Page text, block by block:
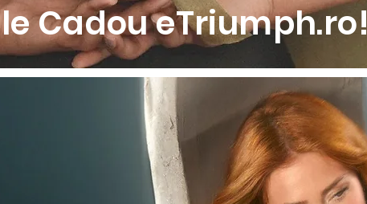
Cadou eTriumph.ro!